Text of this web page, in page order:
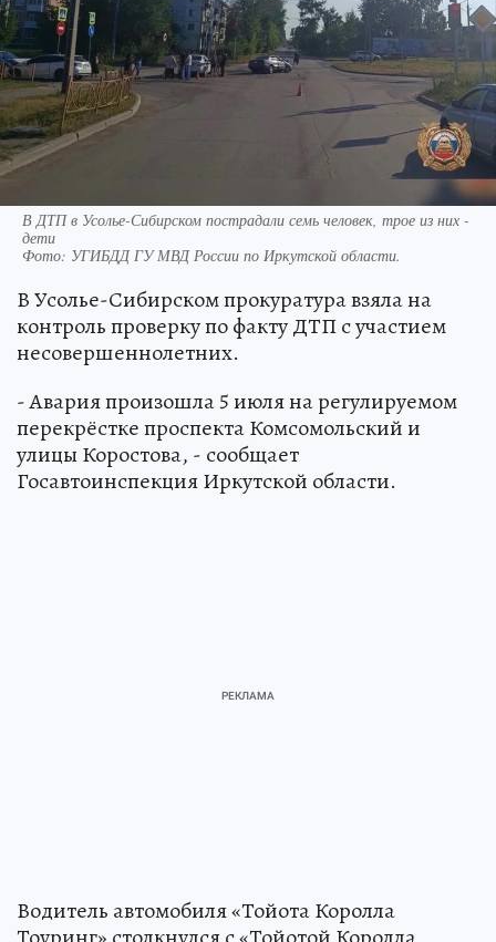
В ДТП в Усолье-Сибирском пострадали семь человек, трое из них -
дети
Фото: УГИБДД ГУ МВД России по Иркутской области.
В Усолье-Сибирском прокуратура взяла на
контроль проверку по факту ДТП с участием
несовершеннолетних.
- Авария произошла 5 июля на регулируемом
перекрёстке проспекта Комсомольский и
улицы Коростова, - сообщает
Госавтоинспекция Иркутской области.
Водитель автомобиля «Тойота Королла